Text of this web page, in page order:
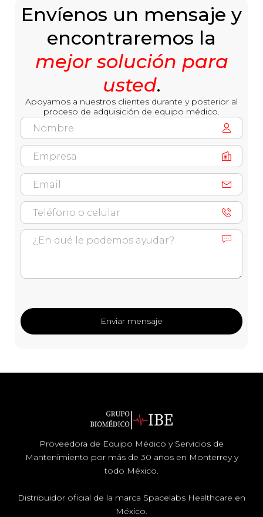
Envíenos un mensaje y
encontraremos la
mejor solución para
usted.
Apoyamos a nuestros clientes durante y posterior al
proceso de adquisición de equipo médico.
Proveedora de Equipo Médico y Servicios de
Mantenimiento por más de 30 años en Monterrey y
todo México.
Distribuidor oficial de la marca Spacelabs Healthcare en
México.